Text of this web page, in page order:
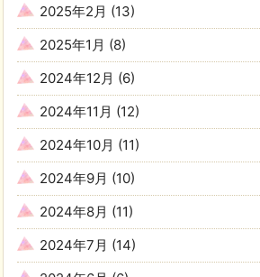
2025年2月 (13)
2025年1月 (8)
2024年12月 (6)
2024年11月 (12)
2024年10月 (11)
2024年9月 (10)
2024年8月 (11)
2024年7月 (14)